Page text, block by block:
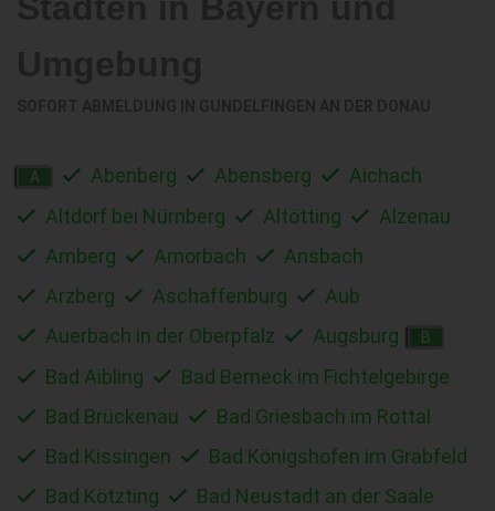
A Abenberg Abensberg
Aichach
Altdorf bei Nürnberg
Altötting
Alzenau
Amberg
Amorbach
Ansbach
Arzberg
Aschaffenburg
Aub
Auerbach in der Oberpfalz
Augsburg B
Bad Aibling
Bad Berneck im Fichtelgebirge
Bad Brückenau
Bad Griesbach im Rottal
Bad Kissingen
Bad Königshofen im Grabfeld
Bad Kötzting
Bad Neustadt an der Saale